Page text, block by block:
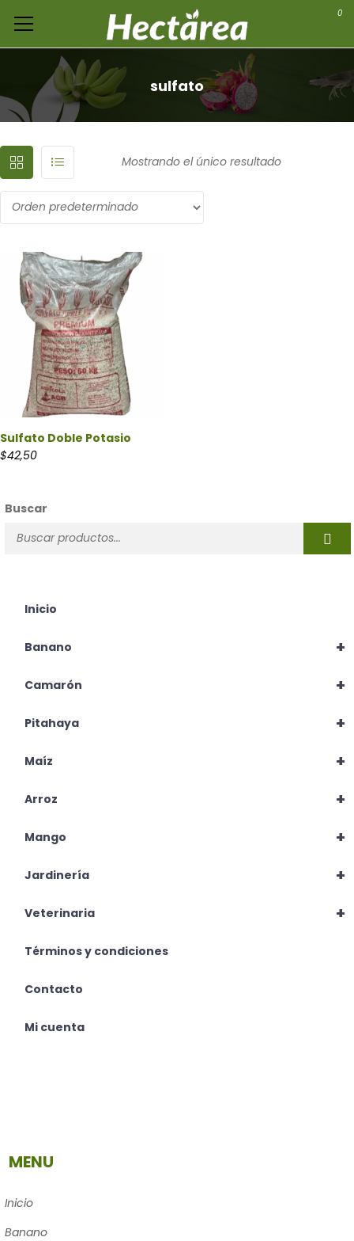
0
sulfato
Mostrando el único resultado
Sulfato Doble Potasio
$42,50
Buscar
Inicio
+
Banano
+
Camarón
+
Pitahaya
+
Maíz
+
Arroz
+
Mango
+
Jardinería
+
Veterinaria
Términos y condiciones
Contacto
Mi cuenta
MENU
Inicio
Banano